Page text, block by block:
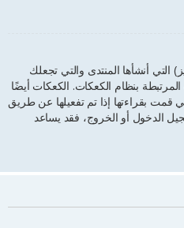
أنشأها المنتدى والتي تجعلك
بنظام الكعكات. الكعكات أيضًا
قمت بقراءتها إذا تم تفعيلها عن طريق
الدخول أو الخروج، فقد يساعد